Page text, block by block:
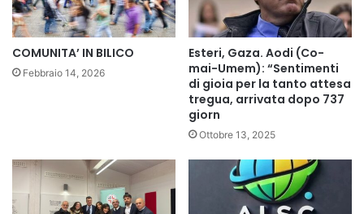
IL PROF. FOAD AODI, A NOME DEI NOSTRI MOVIMENTI E
ASSOCIAZIONI, PRESENTE AL CIRCOLO DEI MAGISTRATI
DELLA CORTE DEI CONTI: SANITÀ, FORMAZIONE E
COMUNICAZIONE INTERNAZIONALE PER IL BURKINA
(Associazione Medici di Origine Straniera in Italia), UMEM
(Unione Medica Euromediterranea), AISC_NEWS (Agenzia
COMUNITA’ IN BILICO
Febbraio 14, 2026
Esteri, Gaza. Aodi (Co-
mai-Umem): “Sentimenti
di gioia per la tanto attesa
tregua, arrivata dopo 737
giorn
Ottobre 13, 2025